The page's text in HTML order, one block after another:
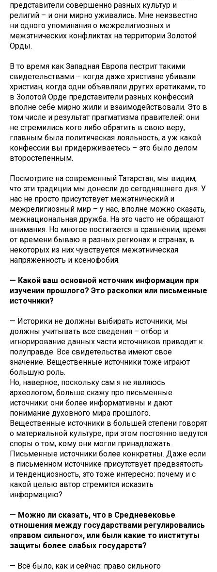
представители совершенно разных культур и
религий – и они мирно уживались. Мне неизвестно
ни одного упоминания о межрелигиозных и
межэтнических конфликтах на территории Золотой
Орды.
В то время как Западная Европа пестрит такими
свидетельствами – когда даже христиане убивали
христиан, когда одни объявляли других еретиками, то
в Золотой Орде представители разных конфессий
вполне себе мирно жили и взаимодействовали. Это в
том числе и результат прагматизма правителей: они
не стремились кого либо обратить в свою веру,
главным была политическая лояльность, а уж какой
конфессии вы придерживаетесь – это было делом
второстепенным.
Посмотрите на современный Татарстан, мы видим,
что эти традиции мы донесли до сегодняшнего дня. У
нас не просто присутствует межэтнический и
межрелигиозный мир – у нас, вполне можно сказать,
межнациональная дружба. На это часто не обращают
внимания. Но многое постигается в сравнении, время
от времени бываю в разных регионах и странах, в
некоторых из них чувствуется межэтническая
напряжённость и ксенофобия.
— Какой ваш основной источник информации при
изучении прошлого? Это раскопки или письменные
источники?
— Историки не должны выбирать источники, мы
должны учитывать все сведения – отбор и
игнорирование данных части источников приводит к
полуправде. Все свидетельства имеют свое
значение. Вещественные источники тоже играют
большую роль.
Но, наверное, поскольку сам я не являюсь
археологом, больше скажу про письменные
источники: они более информативны и дают
понимание духовного мира прошлого.
Вещественные источники в большей степени говорят
о материальной культуре, при этом постоянно ведутся
споры о том, кому они могли принадлежать.
Письменные источники более конкретны. Даже если
в письменном источнике присутствует предвзятость
и тенденциозность, это тоже интересно: почему и с
какой целью автор стремится исказить
информацию?
— Можно ли сказать, что в Средневековье
отношения между государствами регулировались
«правом сильного», или были какие то институты
защиты более слабых государств?
— Всё было, как и сейчас: право сильного